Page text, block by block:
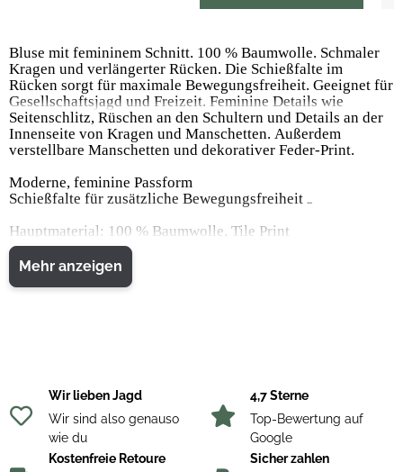
Bluse mit femininem Schnitt. 100 % Baumwolle. Schmaler
Kragen und verlängerter Rücken. Die Schießfalte im
Rücken sorgt für maximale Bewegungsfreiheit. Geeignet für
Gesellschaftsjagd und Freizeit. Feminine Details wie
Seitenschlitz, Rüschen an den Schultern und Details an der
Innenseite von Kragen und Manschetten. Außerdem
verstellbare Manschetten und dekorativer Feder-Print.
Moderne, feminine Passform
Schießfalte für zusätzliche Bewegungsfreiheit
Hauptmaterial: 100 % Baumwolle, Tile Print
Mehr anzeigen
Wir lieben Jagd
Wir sind also genauso
wie du
4,7 Sterne
Top-Bewertung auf
Google
Kostenfreie Retoure
Sicher zahlen